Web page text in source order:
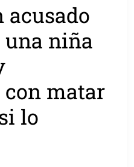
acusado
una niña
matar
lo